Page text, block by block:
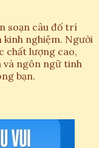
soạn câu đố trí
kinh nghiệm. Người
chất lượng cao,
và ngôn ngữ tinh
bạn.